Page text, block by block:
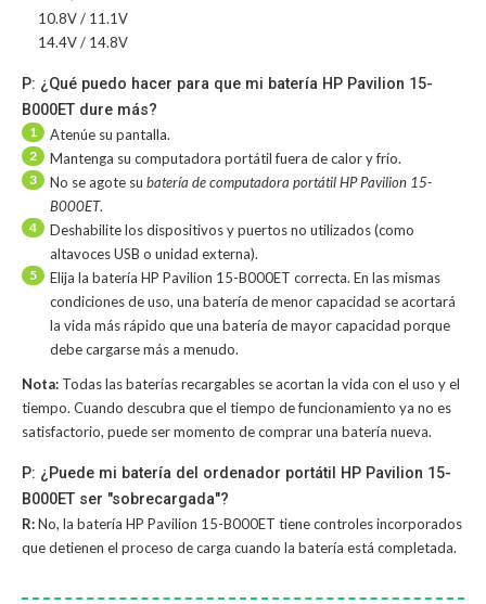
10.8V / 11.1V
14.4V / 14.8V
P: ¿Qué puedo hacer para que mi batería HP Pavilion 15-
B000ET dure más?
1 Atenúe su pantalla.
2 Mantenga su computadora portátil fuera de calor y frío.
3 No se agote su batería de computadora portátil HP Pavilion 15-
B000ET.
4
Deshabilite los dispositivos y puertos no utilizados (como
altavoces USB o unidad externa).
5
Elija la batería HP Pavilion 15-B000ET correcta. En las mismas
condiciones de uso, una batería de menor capacidad se acortará
la vida más rápido que una batería de mayor capacidad porque
debe cargarse más a menudo.
Nota: Todas las baterías recargables se acortan la vida con el uso y el
tiempo. Cuando descubra que el tiempo de funcionamiento ya no es
satisfactorio, puede ser momento de comprar una batería nueva.
P: ¿Puede mi batería del ordenador portátil HP Pavilion 15-
B000ET ser "sobrecargada"?
R:No, la batería HP Pavilion 15-B000ET tiene controles incorporados
que detienen el proceso de carga cuando la batería está completada.